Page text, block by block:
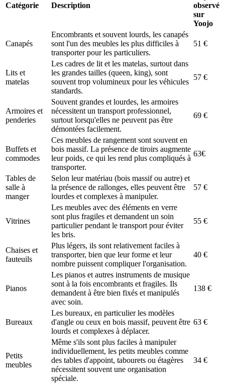
Catégorie Description
observé
sur
Yoojo
Canapés
Encombrants et souvent lourds, les canapés
sont l'un des meubles les plus difficiles à
transporter pour les particuliers.
51 €
Lits et
matelas
Les cadres de lit et les matelas, surtout dans
les grandes tailles (queen, king), sont
souvent trop volumineux pour les véhicules
standards.
57 €
Armoires et
penderies
Souvent grandes et lourdes, les armoires
nécessitent un transport professionnel,
surtout lorsqu'elles ne peuvent pas être
démontées facilement.
69 €
Buffets et
commodes
Ces meubles de rangement sont souvent en
bois massif. La présence de tiroirs augmente
leur poids, ce qui les rend plus compliqués à
transporter.
63€
Tables de
salle à
manger
Selon leur matériau (bois massif ou autre) et
la présence de rallonges, elles peuvent être
lourdes et complexes à manipuler.
57 €
Vitrines
Les meubles avec des éléments en verre
sont plus fragiles et demandent un soin
particulier pendant le transport pour éviter
les bris.
55 €
Chaises et
fauteuils
Plus légers, ils sont relativement faciles à
transporter, bien que leur forme et leur
nombre puissent compliquer l'organisation.
40 €
Pianos
Les pianos et autres instruments de musique
sont à la fois encombrants et fragiles. Ils
demandent à être bien fixés et manipulés
avec soin.
138 €
Bureaux
Les bureaux, en particulier les modèles
d'angle ou ceux en bois massif, peuvent être
lourds et complexes à déplacer.
63 €
Petits
meubles
Même s'ils sont plus faciles à manipuler
individuellement, les petits meubles comme
des tables d'appoint, tabourets ou étagères
nécessitent souvent une organisation
spéciale.
34 €